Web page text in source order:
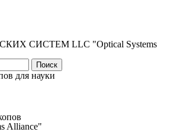
СИСТЕМ LLC "Optical Systems
Поиск
для науки
Alliance"